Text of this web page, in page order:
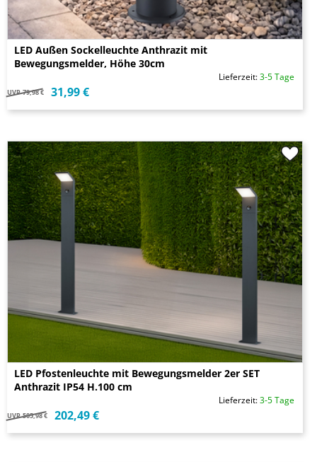
LED Außen Sockelleuchte Anthrazit mit
Bewegungsmelder, Höhe 30cm
Lieferzeit:3-5 Tage
UVP 79,98 € 31,99 €
LED Pfostenleuchte mit Bewegungsmelder 2er SET
Anthrazit IP54 H.100 cm
Lieferzeit:3-5 Tage
UVP 505,98 € 202,49 €